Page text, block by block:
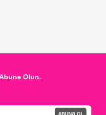
Olun.
ABUNƏ OL